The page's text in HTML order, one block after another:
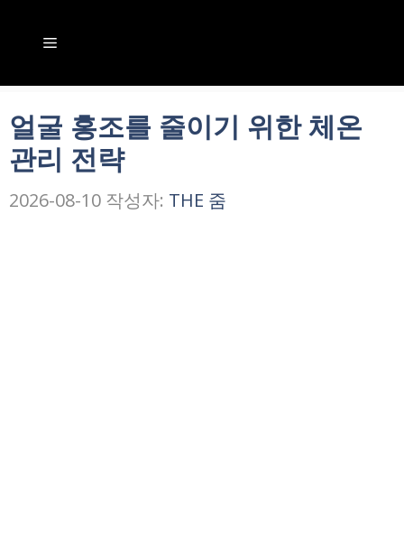
건
너
뛰
메
뉴
얼굴 홍조를 줄이기 위한 체온
관리 전략
2026-08-10 작성자: THE 줌